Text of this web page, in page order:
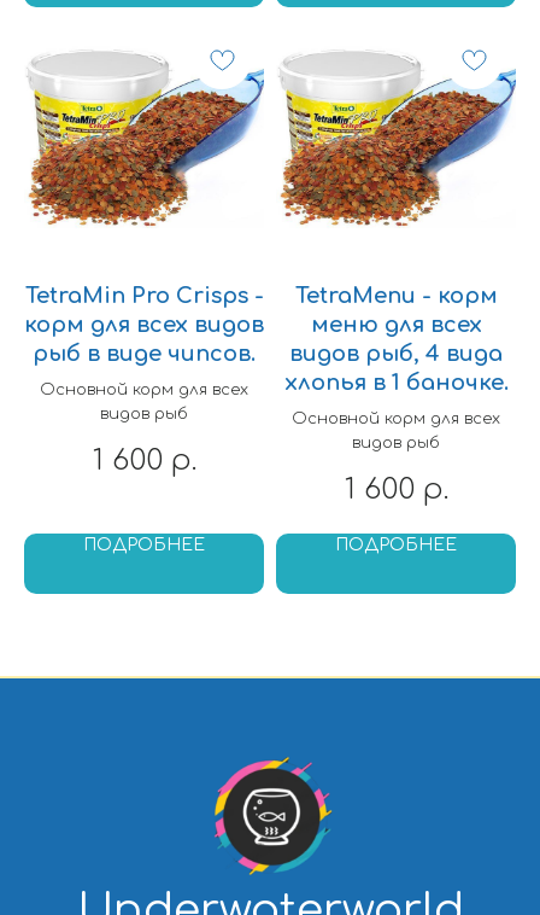
TetraMin Pro Crisps -
корм для всех видов
рыб в виде чипсов.
Основной корм для всех
видов рыб
1 600 р.
ПОДРОБНЕЕ
TetraMenu - корм
меню для всех
видов рыб, 4 вида
хлопья в 1 баночке.
Основной корм для всех
видов рыб
1 600 р.
ПОДРОБНЕЕ
Аквариумные мхи
Корм для мальков
Замороженный корм